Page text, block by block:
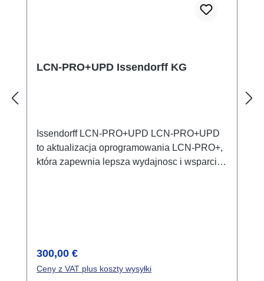
Montaz: na szynie DIN 35mm (DIN50022)
LCN-PRO+UPD Issendorff KG
Issendorff LCN-PRO+UPD LCN-PRO+UPD
to aktualizacja oprogramowania LCN-PRO+,
która zapewnia lepsza wydajnosc i wsparcie
interfejs uzytkownika dla lepszego
doswiadczenia uzytkownika Pelna wsteczna
Cena regularna:
300,00 €
Ceny z VAT plus koszty wysyłki